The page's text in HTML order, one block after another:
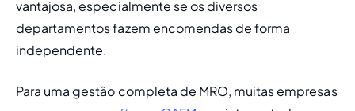
vantajosa, especialmente se os diversos
departamentos fazem encomendas de forma
independente.
Para uma gestão completa de MRO, muitas empresas